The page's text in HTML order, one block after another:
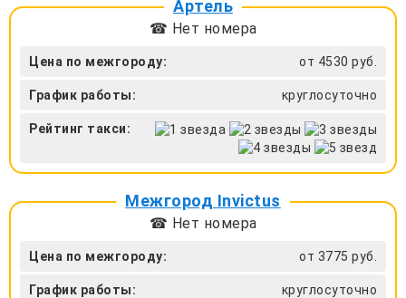
Артель
☎ Нет номера
Цена по межгороду: от 4530 руб.
График работы: круглосуточно
Рейтинг такси:
Межгород Invictus
☎ Нет номера
Цена по межгороду: от 3775 руб.
График работы: круглосуточно